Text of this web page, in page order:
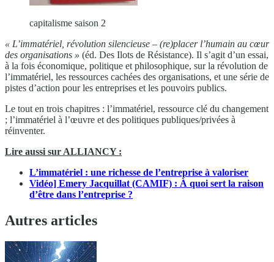
capitalisme saison 2
« L’immatériel, révolution silencieuse – (re)placer l’humain au cœur
des organisations » (éd. Des Ilots de Résistance). Il s’agit d’un essai,
à la fois économique, politique et philosophique, sur la révolution de
l’immatériel, les ressources cachées des organisations, et une série de
pistes d’action pour les entreprises et les pouvoirs publics.
Le tout en trois chapitres : l’immatériel, ressource clé du changement
; l’immatériel à l’œuvre et des politiques publiques/privées à
réinventer.
Lire aussi sur ALLIANCY :
L’immatériel : une richesse de l’entreprise à valoriser
Vidéo] Emery Jacquillat (CAMIF) : À quoi sert la raison
d’être dans l’entreprise ?
Autres articles